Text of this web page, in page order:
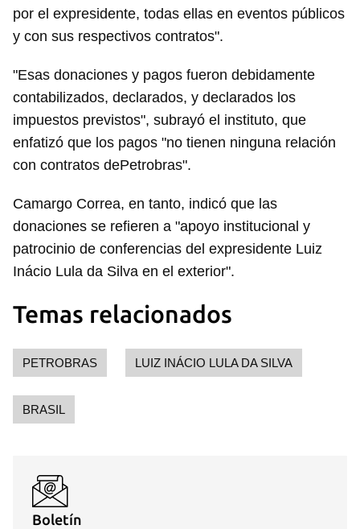
por el expresidente, todas ellas en eventos públicos
y con sus respectivos contratos".
"Esas donaciones y pagos fueron debidamente
contabilizados, declarados, y declarados los
impuestos previstos", subrayó el instituto, que
enfatizó que los pagos "no tienen ninguna relación
con contratos dePetrobras".
Camargo Correa, en tanto, indicó que las
donaciones se refieren a "apoyo institucional y
patrocinio de conferencias del expresidente Luiz
Inácio Lula da Silva en el exterior".
Temas relacionados
PETROBRAS LUIZ INÁCIO LULA DA SILVA
BRASIL
Boletín